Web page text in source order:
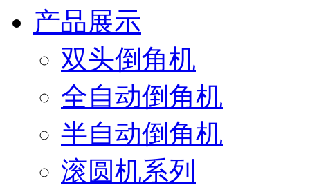
产品展示
双头倒角机
全自动倒角机
半自动倒角机
滚圆机系列